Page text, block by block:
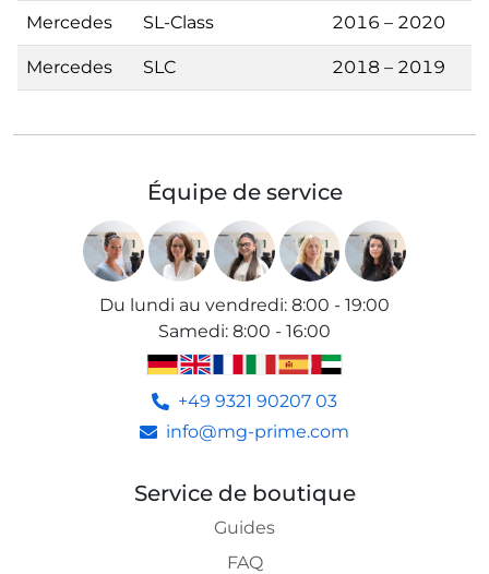
Mercedes SL-Class 2016 – 2020
Mercedes SLC 2018 – 2019
Équipe de service
Du lundi au vendredi: 8:00 - 19:00
Samedi: 8:00 - 16:00
+49 9321 90207 03
info@mg-prime.com
Service de boutique
Guides
FAQ